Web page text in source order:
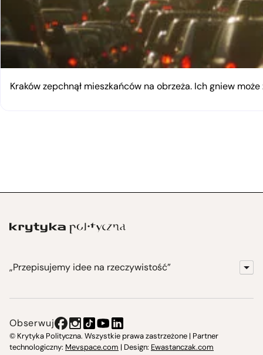
Kraków zepchnął mieszkańców na obrzeża. Ich gniew
„Przepisujemy idee na rzeczywistość”
Instytut Krytyki Politycznej
Obserwuj
© Krytyka Polityczna. Wszystkie prawa zastrzeżone | Partner
technologiczny: Mevspace.com | Design: Ewastanczak.com